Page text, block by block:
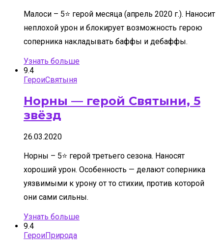
Малоси – 5⭐ герой месяца (апрель 2020 г.). Наносит
неплохой урон и блокирует возможность герою
соперника накладывать баффы и дебаффы.
Узнать больше
9.4
ГероиСвятыня
Норны — герой Святыни, 5
звёзд
26.03.2020
Норны – 5⭐ герой третьего сезона. Наносят
хороший урон. Особенность — делают соперника
уязвимыми к урону от то стихии, против которой
они сами сильны.
Узнать больше
9.4
ГероиПрирода